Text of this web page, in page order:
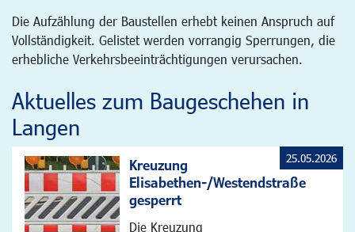
Die Aufzählung der Baustellen erhebt keinen Anspruch auf
Vollständigkeit. Gelistet werden vorrangig Sperrungen, die
erhebliche Verkehrsbeeinträchtigungen verursachen.
Aktuelles zum Baugeschehen in
Langen
Kreuzung
Elisabethen-/Westendstraße
gesperrt
Die Kreuzung
25.05.2026